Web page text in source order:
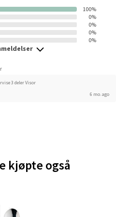
100%
0%
0%
0%
0%
3 deler Visor
6 mo. ago
kjøpte også
Trondheim